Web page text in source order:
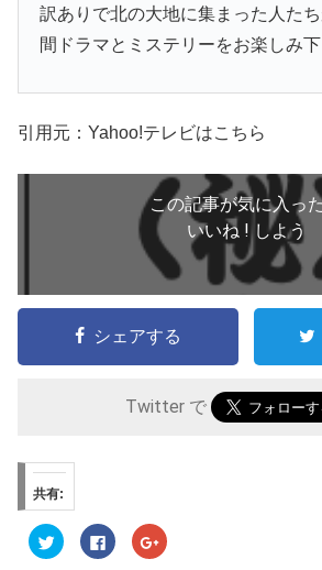
訳ありで北の大地に集まった人た
間ドラマとミステリーをお楽しみ
引用元：Yahoo!テレビはこちら
この記事が気に入っ
いいね ! しよう
シェアする
Twitter で
共有:
ク
リ
F
a
ク
リ